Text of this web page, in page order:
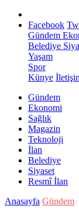
Facebook
Gündem
Belediye
Yaşam
Spor
Künye
Gündem
Ekonomi
Sağlık
Magazin
Teknoloji
İlan
Belediye
Siyaset
Resmî İlan
Anasayfa Gündem